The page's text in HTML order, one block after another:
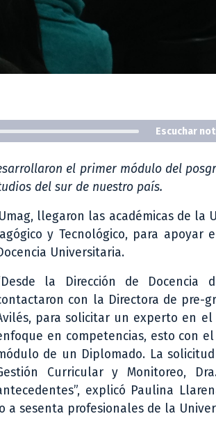
Escuchar
el primer módulo del
del sur de nuestro país.
llegaron las académicas de la
y Tecnológico, para
Universitaria.
la Dirección de Docencia
con la Directora de pre-
para solicitar un experto en el
en competencias, esto con
de un Diplomado. La
Curricular y Monitoreo,
explicó Paulina
a sesenta profesionales de la